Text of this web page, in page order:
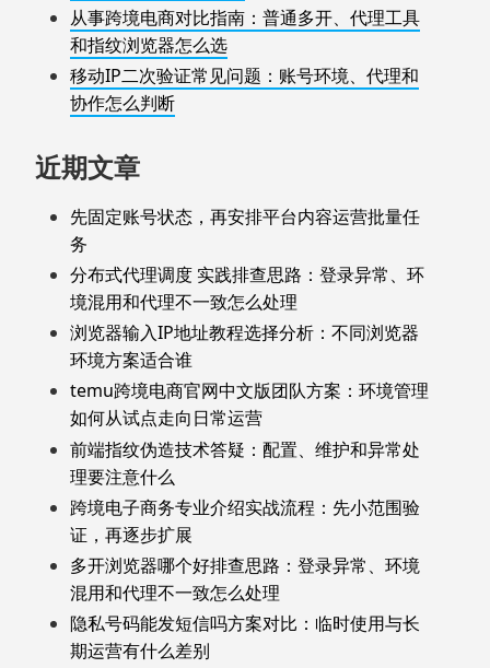
从事跨境电商对比指南：普通多开、代理工具
和指纹浏览器怎么选
移动IP二次验证常见问题：账号环境、代理和
协作怎么判断
近期文章
先固定账号状态，再安排平台内容运营批量任
务
分布式代理调度 实践排查思路：登录异常、环
境混用和代理不一致怎么处理
浏览器输入IP地址教程选择分析：不同浏览器
环境方案适合谁
temu跨境电商官网中文版团队方案：环境管理
如何从试点走向日常运营
前端指纹伪造技术答疑：配置、维护和异常处
理要注意什么
跨境电子商务专业介绍实战流程：先小范围验
证，再逐步扩展
多开浏览器哪个好排查思路：登录异常、环境
混用和代理不一致怎么处理
隐私号码能发短信吗方案对比：临时使用与长
期运营有什么差别